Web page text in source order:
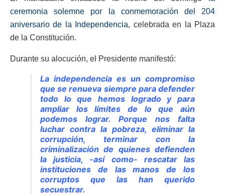
ceremonia solemne por la conmemoración del 204
aniversario de la Independencia, celebrada en la Plaza
de la Constitución.
Durante su alocución, el Presidente manifestó:
La independencia es un compromiso
que se renueva siempre para defender
todo lo que hemos logrado y para
ampliar los límites de lo que aún
podemos lograr. Porque nos falta
luchar contra la pobreza, eliminar la
corrupción, terminar con la
criminalización de quienes defienden
la justicia, -así como- rescatar las
instituciones de las manos de los
corruptos que las han querido
secuestrar.